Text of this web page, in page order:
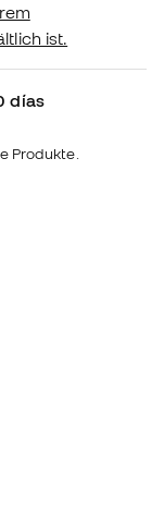
ist.
días
Produkte.